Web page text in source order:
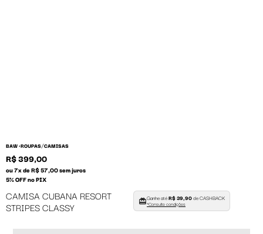
BAW •ROUPAS/CAMISAS
R$ 399,00
ou 7x de R$ 57,00 sem juros
5% OFF no PIX
CAMISA CUBANA RESORT
STRIPES CLASSY
Ganhe atéR$ 39,90de CASHBACK
*Consulte condições